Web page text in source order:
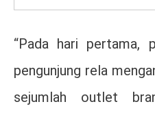
“Pada hari pertama,
pengunjung rela
sejumlah outlet